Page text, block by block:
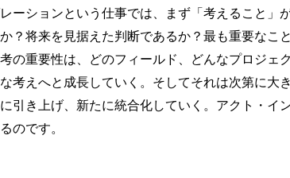
ーションという仕事では、まず「考えること
？将来を見据えた判断であるか？最も重要な
の重要性は、どのフィールド、どんなプロジ
考えへと成長していく。そしてそれは次第に
引き上げ、新たに統合化していく。アクト・
のです。